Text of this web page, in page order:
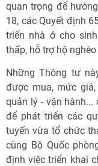
quan trọng để
18, các Quyết định
triển nhà ở cho
thấp, hỗ trợ hộ
Những Thông tư
được mua, mức
quản lý - vận
để phát triển các
tuyến vừa tổ chức
cùng Bộ Quốc
định việc triển khai